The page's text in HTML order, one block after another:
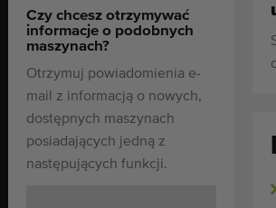
Czy chcesz otrzymywać
informacje o podobnych
maszynach?
Otrzymuj powiadomienia e-
mail z informacją o nowych,
dostępnych maszynach
posiadających jedną z
następujących funkcji.